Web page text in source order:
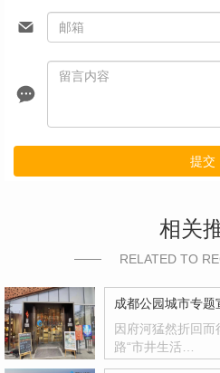
提交
相关
RELATED TO
成都公园城市专
因府河猛然折回而
路“市井生活…